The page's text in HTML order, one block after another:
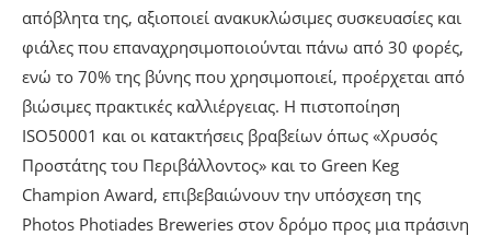
απόβλητα της, αξιοποιεί ανακυκλώσιμες συσκευασίες και
φιάλες που επαναχρησιμοποιούνται πάνω από 30 φορές,
ενώ το 70% της βύνης που χρησιμοποιεί, προέρχεται από
βιώσιμες πρακτικές καλλιέργειας. Η πιστοποίηση
ISO50001 και οι κατακτήσεις βραβείων όπως «Χρυσός
Προστάτης του Περιβάλλοντος» και το Green Keg
Champion Award, επιβεβαιώνουν την υπόσχεση της
Photos Photiades Breweries στον δρόμο προς μια πράσινη